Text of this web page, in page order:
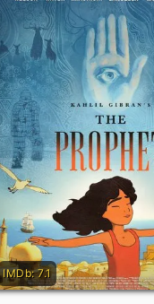
IMDb: 7.1